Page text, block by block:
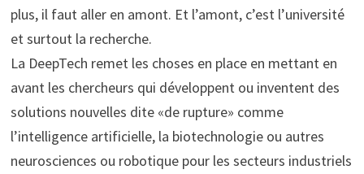
plus, il faut aller en amont. Et l’amont, c’est l’université
et surtout la recherche.
La DeepTech remet les choses en place en mettant en
avant les chercheurs qui développent ou inventent des
solutions nouvelles dite «de rupture» comme
l’intelligence artificielle, la biotechnologie ou autres
neurosciences ou robotique pour les secteurs industriels